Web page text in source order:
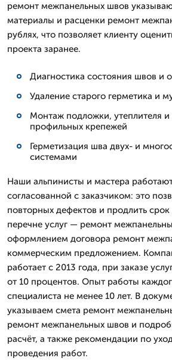
ремонт межпанельных швов
материалы и расценки ремонт
рублях, что позволяет клиенту
проекта заранее.
Диагностика состояния швов и
Удаление старого герметика и
Монтаж подложки, утеплителя и
профильных крепежей
Герметизация шва двух- и
системами
Наши альпинисты и мастера
согласованной с заказчиком: это
повторных дефектов и продлить
перечне услуг — ремонт
оформлением договора ремонт
коммерческим предложением.
работает с 2013 года, при заказе
от 10 процентов. Опыт работы
специалиста не менее 10 лет. В
указываем смета ремонт
ремонт межпанельных швов и
расчёт, а также рекомендации по
проведения работ.